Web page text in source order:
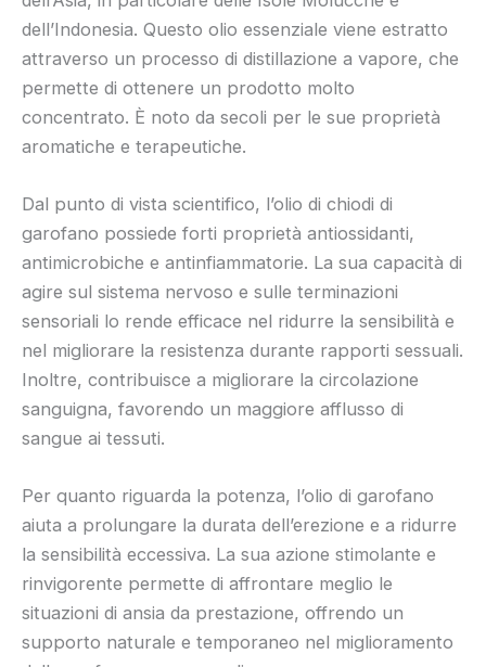
dell’Indonesia. Questo olio essenziale viene estratto
attraverso un processo di distillazione a vapore, che
permette di ottenere un prodotto molto
concentrato. È noto da secoli per le sue proprietà
aromatiche e terapeutiche.
Dal punto di vista scientifico, l’olio di chiodi di
garofano possiede forti proprietà antiossidanti,
antimicrobiche e antinfiammatorie. La sua capacità di
agire sul sistema nervoso e sulle terminazioni
sensoriali lo rende efficace nel ridurre la sensibilità e
nel migliorare la resistenza durante rapporti sessuali.
Inoltre, contribuisce a migliorare la circolazione
sanguigna, favorendo un maggiore afflusso di
sangue ai tessuti.
Per quanto riguarda la potenza, l’olio di garofano
aiuta a prolungare la durata dell’erezione e a ridurre
la sensibilità eccessiva. La sua azione stimolante e
rinvigorente permette di affrontare meglio le
situazioni di ansia da prestazione, offrendo un
supporto naturale e temporaneo nel miglioramento